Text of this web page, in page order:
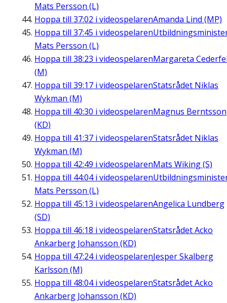
Mats Persson (L)
Hoppa till 37:02 i videospelarenAmanda Lind (MP)
Hoppa till 37:45 i videospelaren
Mats Persson (L)
Hoppa till 38:23 i videospelarenMargareta
(M)
Hoppa till 39:17 i videospelarenStatsrådet Niklas
Wykman (M)
Hoppa till 40:30 i videospelarenMagnus Berntsson
(KD)
Hoppa till 41:37 i videospelarenStatsrådet Niklas
Wykman (M)
Hoppa till 42:49 i videospelarenMats Wiking (S)
Hoppa till 44:04i videospelaren
Mats Persson (L)
Hoppa till 45:13 i videospelarenAngelica Lundberg
(SD)
Hoppa till 46:18 i videospelarenStatsrådet Acko
Ankarberg Johansson (KD)
Hoppa till 47:24i videospelarenJesper Skalberg
Karlsson (M)
Hoppa till 48:04i videospelarenStatsrådet Acko
Ankarberg Johansson (KD)